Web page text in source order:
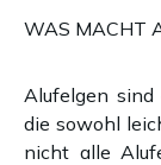
WAS MACHT
Alufelgen sind
die sowohl
nicht alle